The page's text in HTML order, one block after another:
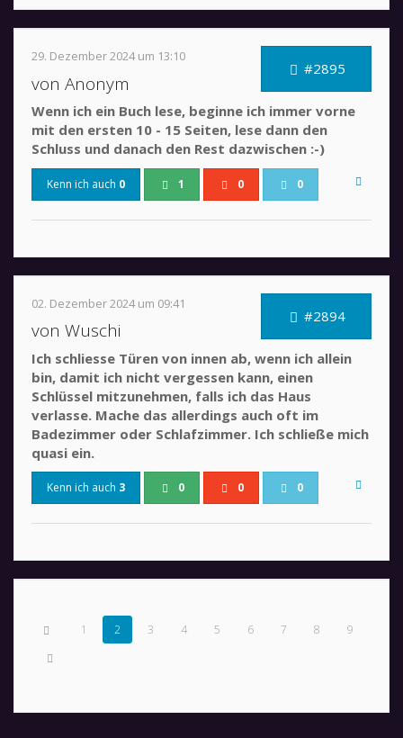
#2895
29. Dezember 2024 um 13:10
von Anonym
Wenn ich ein Buch lese, beginne ich immer vorne
mit den ersten 10 - 15 Seiten, lese dann den
Schluss und danach den Rest dazwischen :-)
Kenn ich auch 0 1 0 0
#2894
02. Dezember 2024 um 09:41
von Wuschi
Ich schliesse Türen von innen ab, wenn ich allein
bin, damit ich nicht vergessen kann, einen
Schlüssel mitzunehmen, falls ich das Haus
verlasse. Mache das allerdings auch oft im
Badezimmer oder Schlafzimmer. Ich schließe mich
quasi ein.
Kenn ich auch 3 0 0 0
1 2 3 4 5 6 7 8 9